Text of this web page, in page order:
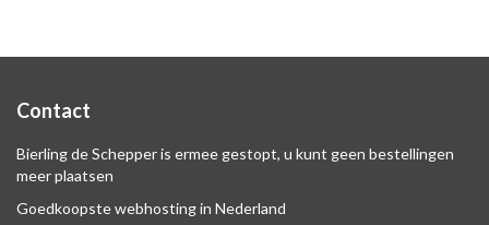
Contact
Bierling de Schepper is ermee gestopt, u kunt geen bestellingen
meer plaatsen
Goedkoopste webhosting in Nederland